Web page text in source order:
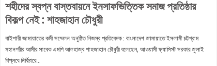
শহীদের স্বপ্ন বাস্তবায়নে ইনসাফভিত্তিক সমাজ প্রতিষ্ঠার
বিকল্প নেই : শাহজাহান চৌধুরী
বাইশারী জামায়াতের কর্মী সম্মেলন অনুষ্ঠিত নিজস্ব প্রতিবেদক : বাংলাদেশ জামায়াতে ইসলামী চট্টগ্রাম
মহানগরীর আমীর সাবেক এমপি আলহাজ্ব শাহজাহান চৌধুরী বলেছেন, আওয়ামী ফ্যাসিস্ট সরকার জুলাই
বিপ্লবে নির্বিচারে...